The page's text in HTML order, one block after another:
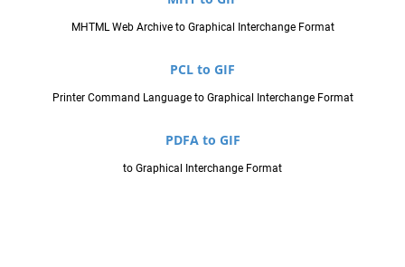
MHTML Web Archive to Graphical Interchange Format
PCL to GIF
Printer Command Language to Graphical Interchange Format
PDFA to GIF
to Graphical Interchange Format